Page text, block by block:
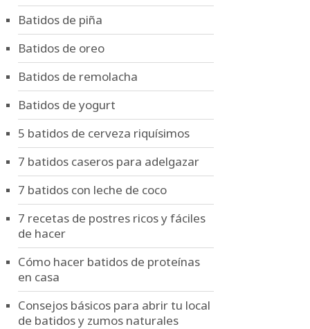
Batidos de piña
Batidos de oreo
Batidos de remolacha
Batidos de yogurt
5 batidos de cerveza riquísimos
7 batidos caseros para adelgazar
7 batidos con leche de coco
7 recetas de postres ricos y fáciles
de hacer
Cómo hacer batidos de proteínas
en casa
Consejos básicos para abrir tu local
de batidos y zumos naturales